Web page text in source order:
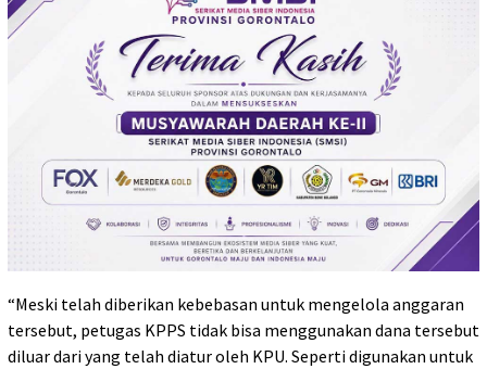
“Meski telah diberikan kebebasan untuk mengelola anggaran
tersebut, petugas KPPS tidak bisa menggunakan dana tersebut
diluar dari yang telah diatur oleh KPU. Seperti digunakan untuk